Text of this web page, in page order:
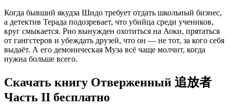
Когда бывший якудза Шидо требует отдать школьный бизнес,
а детектив Терада подозревает, что убийца среди учеников,
круг смыкается. Рио вынужден охотиться на Аоки, прятаться
от гангстеров и убеждать друзей, что он — не тот, за кого себя
выдаёт. А его демоническая Муза всё чаще молчит, когда
нужна больше всего.
Скачать книгу Отверженный 追放者
Часть II бесплатно